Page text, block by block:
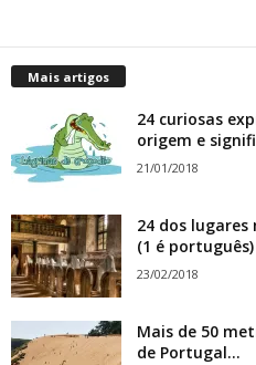
Mais artigos
24 curiosas
origem e
21/01/2018
24 dos
(1 é português)
23/02/2018
Mais de 50
de Portugal...